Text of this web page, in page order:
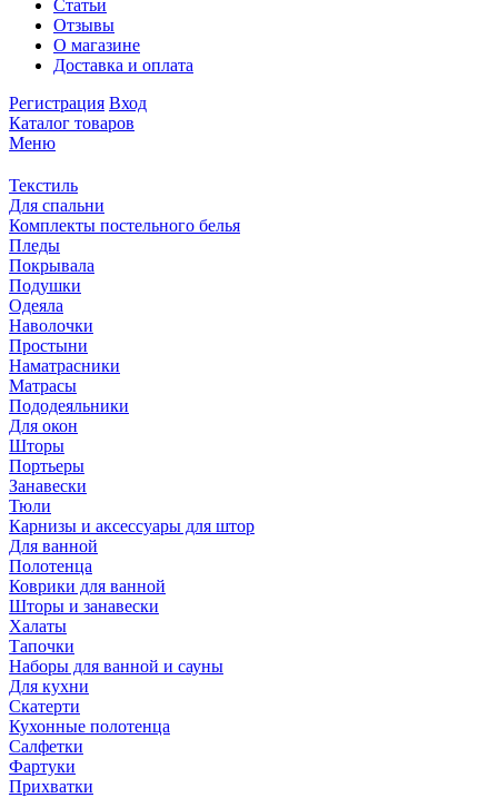
Статьи
Отзывы
О магазине
Доставка и оплата
Регистрация Вход
Каталог товаров
Меню
Текстиль
Для спальни
Комплекты постельного белья
Пледы
Покрывала
Подушки
Одеяла
Наволочки
Простыни
Наматрасники
Матрасы
Пододеяльники
Для окон
Шторы
Портьеры
Занавески
Тюли
Карнизы и аксессуары для штор
Для ванной
Полотенца
Коврики для ванной
Шторы и занавески
Халаты
Тапочки
Наборы для ванной и сауны
Для кухни
Скатерти
Кухонные полотенца
Салфетки
Фартуки
Прихватки